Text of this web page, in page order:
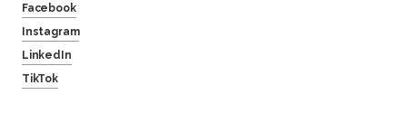
Facebook
Instagram
LinkedIn
TikTok